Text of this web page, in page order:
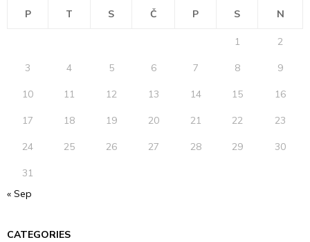
P T S Č P S N
1 2
3 4 5 6 7 8 9
10 11 12 13 14 15 16
17 18 19 20 21 22 23
24 25 26 27 28 29 30
31
« Sep
CATEGORIES